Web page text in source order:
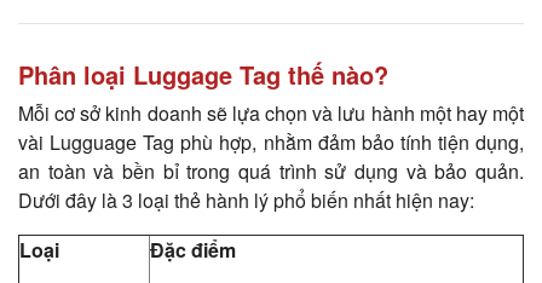
Phân loại Luggage Tag thế nào?
Mỗi cơ sở kinh doanh sẽ lựa chọn và lưu hành một hay một
vài Lugguage Tag phù hợp, nhằm đảm bảo tính tiện dụng,
an toàn và bền bỉ trong quá trình sử dụng và bảo quản.
Dưới đây là 3 loại thẻ hành lý phổ biến nhất hiện nay:
Loại
Đặc điểm